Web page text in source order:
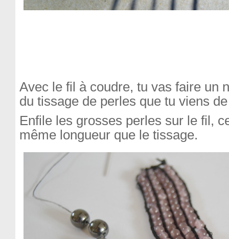
Avec le fil à coudre, tu vas faire un
du tissage de perles que tu viens
Enfile les grosses perles sur le fil,
même longueur que le tissage.